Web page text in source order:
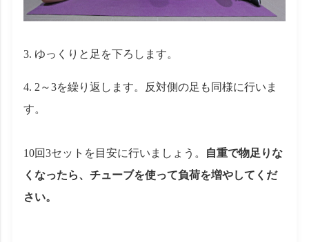
ゆっくりと足を下ろします。
2～3を繰り返します。反対側の足も同様に行いま
す。
10回3セットを目安に行いましょう。 自重で物足りな
くなったら、チューブを使って負荷を増やしてくだ
さい。